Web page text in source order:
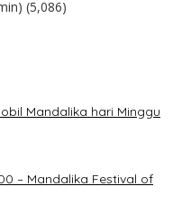
(5,086)
Mandalika hari Minggu
– Mandalika Festival of